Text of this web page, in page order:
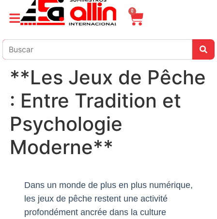
0
**Les Jeux de Pêche
: Entre Tradition et
Psychologie
Moderne**
Dans un monde de plus en plus numérique,
les jeux de pêche restent une activité
profondément ancrée dans la culture